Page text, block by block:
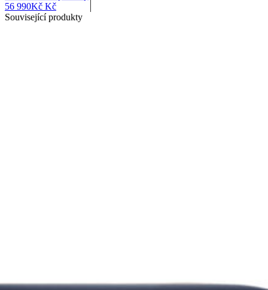
56 990Kč Kč
Související produkty